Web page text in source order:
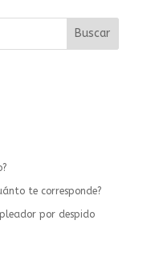
Buscar
te corresponde?
por despido